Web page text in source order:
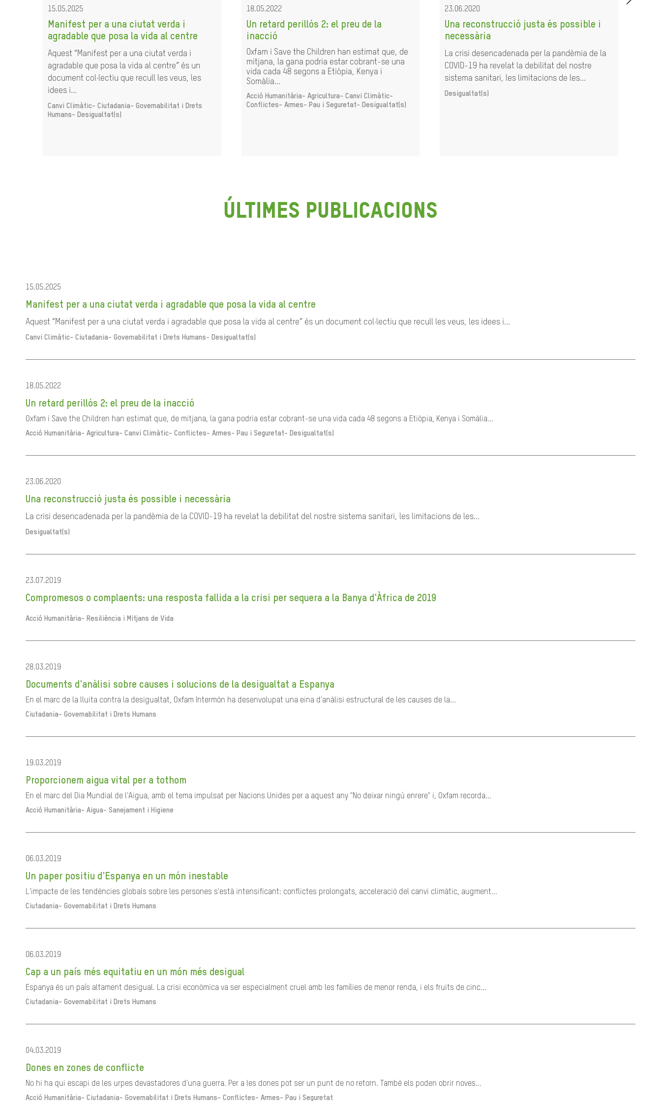
15.05.2025
Manifest per a una ciutat verda i
agradable que posa la vida al centre
Aquest “Manifest per a una ciutat verda i
agradable que posa la vida al centre” és un
document col·lectiu que recull les veus, les
idees i...
Canvi Climàtic- Ciutadania- Governabilitat i Drets
Humans- Desigualtat(s)
18.05.2022
Un retard perillós 2: el preu de la
inacció
Oxfam i Save the Children han estimat que, de
mitjana, la gana podria estar cobrant-se una
vida cada 48 segons a Etiòpia, Kenya i
Somàlia...
Acció Humanitària- Agricultura- Canvi Climàtic-
Conflictes- Armes- Pau i Seguretat- Desigualtat(s)
23.06.2020
Una reconstrucció justa és possible i
necessària
La crisi desencadenada per la pandèmia de la
COVID-19 ha revelat la debilitat del nostre
sistema sanitari, les limitacions de les...
Desigualtat(s)
últimes publicacions
15.05.2025
Manifest per a una ciutat verda i agradable que posa la vida al centre
Aquest “Manifest per a una ciutat verda i agradable que posa la vida al centre” és un document col·lectiu que recull les veus, les idees i...
Canvi Climàtic- Ciutadania- Governabilitat i Drets Humans- Desigualtat(s)
18.05.2022
Un retard perillós 2: el preu de la inacció
Oxfam i Save the Children han estimat que, de mitjana, la gana podria estar cobrant-se una vida cada 48 segons a Etiòpia, Kenya i Somàlia...
Acció Humanitària- Agricultura- Canvi Climàtic- Conflictes- Armes- Pau i Seguretat- Desigualtat(s)
23.06.2020
Una reconstrucció justa és possible i necessària
La crisi desencadenada per la pandèmia de la COVID-19 ha revelat la debilitat del nostre sistema sanitari, les limitacions de les...
Desigualtat(s)
23.07.2019
Compromesos o complaents: una resposta fallida a la crisi per sequera a la Banya d'Àfrica de 2019
Acció Humanitària- Resiliència i Mitjans de Vida
28.03.2019
Documents d'anàlisi sobre causes i solucions de la desigualtat a Espanya
En el marc de la lluita contra la desigualtat, Oxfam Intermón ha desenvolupat una eina d'anàlisi estructural de les causes de la...
Ciutadania- Governabilitat i Drets Humans
19.03.2019
Proporcionem aigua vital per a tothom
En el marc del Dia Mundial de l'Aigua, amb el tema impulsat per Nacions Unides per a aquest any "No deixar ningú enrere" i, Oxfam recorda...
Acció Humanitària- Aigua- Sanejament i Higiene
06.03.2019
Un paper positiu d'Espanya en un món inestable
L'impacte de les tendències globals sobre les persones s'està intensificant: conflictes prolongats, acceleració del canvi climàtic, augment...
Ciutadania- Governabilitat i Drets Humans
06.03.2019
Cap a un país més equitatiu en un món més desigual
Espanya és un país altament desigual. La crisi econòmica va ser especialment cruel amb les famílies de menor renda, i els fruits de cinc...
Ciutadania- Governabilitat i Drets Humans
04.03.2019
Dones en zones de conflicte
No hi ha qui escapi de les urpes devastadores d'una guerra. Per a les dones pot ser un punt de no retorn. També els poden obrir noves...
Acció Humanitària- Ciutadania- Governabilitat i Drets Humans- Conflictes- Armes- Pau i Seguretat